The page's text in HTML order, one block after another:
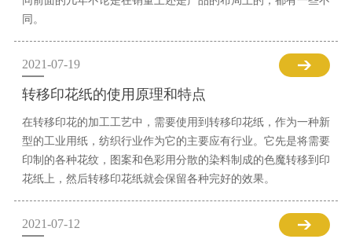
同。
2021-07-19
转移印花纸的使用原理和特点
在转移印花的加工工艺中，需要使用到转移印花纸，作为一种新
型的工业用纸，纺织行业作为它的主要应有行业。它先是将需要
印制的各种花纹，图案和色彩用分散的染料制成的色魔转移到印
花纸上，然后转移印花纸就会保留各种完好的效果。
2021-07-12